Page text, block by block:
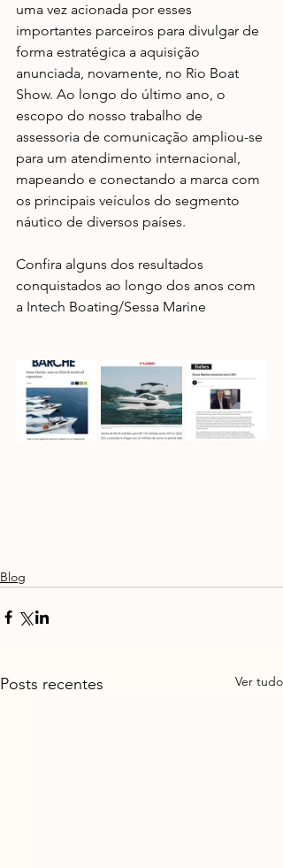
uma vez acionada por esses
importantes parceiros para divulgar de
forma estratégica a aquisição
anunciada, novamente, no Rio Boat
Show. Ao longo do último ano, o
escopo do nosso trabalho de
assessoria de comunicação ampliou-se
para um atendimento internacional,
mapeando e conectando a marca com
os principais veículos do segmento
náutico de diversos países.
Confira alguns dos resultados
conquistados ao longo dos anos com
a Intech Boating/Sessa Marine
Blog
Posts recentes Ver tudo